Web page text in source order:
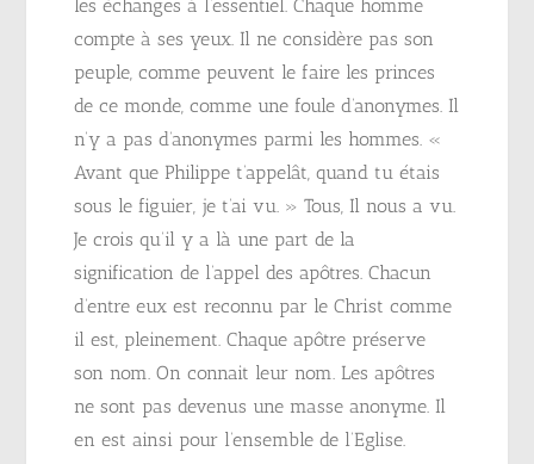
les échanges à l’essentiel. Chaque homme
compte à ses yeux. Il ne considère pas son
peuple, comme peuvent le faire les princes
de ce monde, comme une foule d’anonymes. Il
n’y a pas d’anonymes parmi les hommes. «
Avant que Philippe t’appelât, quand tu étais
sous le figuier, je t’ai vu. » Tous, Il nous a vu.
Je crois qu’il y a là une part de la
signification de l’appel des apôtres. Chacun
d’entre eux est reconnu par le Christ comme
il est, pleinement. Chaque apôtre préserve
son nom. On connait leur nom. Les apôtres
ne sont pas devenus une masse anonyme. Il
en est ainsi pour l’ensemble de l’Eglise.